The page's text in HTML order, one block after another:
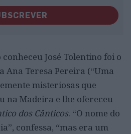
José Tolentino foi o
Ana Teresa Pereira (“Uma
misteriosas que
na Madeira e lhe ofereceu
dos Cânticos. “O nome do
confessa, “mas era um